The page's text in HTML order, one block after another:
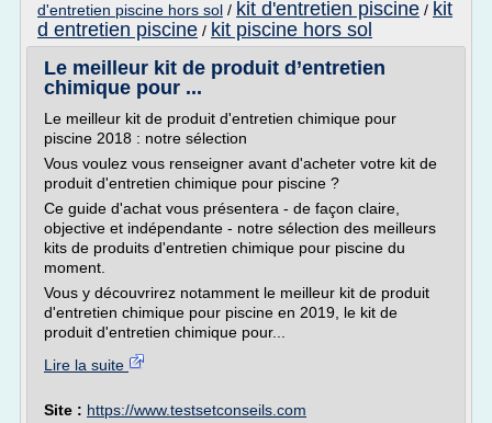
d'entretien piscine hors sol / kit d'entretien piscine / kit
d entretien piscine / kit piscine hors sol
Le meilleur kit de produit d’entretien
chimique pour ...
Le meilleur kit de produit d'entretien chimique pour
piscine 2018 : notre sélection
Vous voulez vous renseigner avant d'acheter votre kit de
produit d'entretien chimique pour piscine ?
Ce guide d'achat vous présentera - de façon claire,
objective et indépendante - notre sélection des meilleurs
kits de produits d'entretien chimique pour piscine du
moment.
Vous y découvrirez notamment le meilleur kit de produit
d'entretien chimique pour piscine en 2019, le kit de
produit d'entretien chimique pour...
Lire la suite
Site : https://www.testsetconseils.com